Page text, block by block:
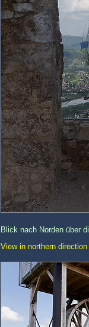
Blick nach Norden über
View in northern